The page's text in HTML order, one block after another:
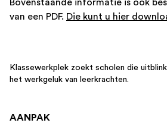
Bovenstaande informatie is ook
van een PDF. Die kunt u hier
Klassewerkplek zoekt scholen die
het werkgeluk van leerkrachten.
AANPAK